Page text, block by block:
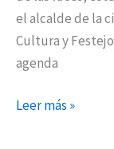
el alcalde de la
Cultura y
agenda
Leer más »